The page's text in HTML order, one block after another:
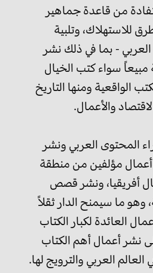
من قاعدة جماهير
للاستهلاك، وتلبية
- بما في ذلك نشر
مبيعاً سواء كتب الخيال
الواقعية ومنها التاريخ
والأعمال.
المحتوى العربي ونشر
أعمال مؤلفين من منطقة
أفريقيا، ونشر قصص
ما سيمنح الدار ثقلاً
العائدة لكبار الكتاب
نشر أعمال أهم الكتاب
العربي والترويج لها.